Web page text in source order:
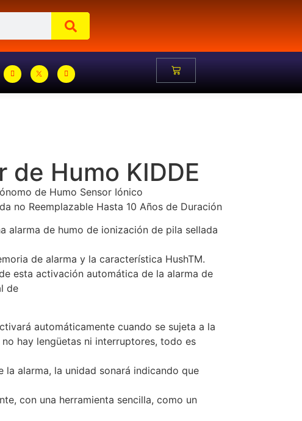
de Humo KIDDE
de Humo Sensor Iónico
no Reemplazable Hasta 10 Años de Duración
alarma de humo de ionización de pila sellada
de alarma y la característica HushTM.
esta activación automática de la alarma de
de
automáticamente cuando se sujeta a la
no hay lengüetas ni interruptores, todo es
la alarma, la unidad sonará indicando que
con una herramienta sencilla, como un